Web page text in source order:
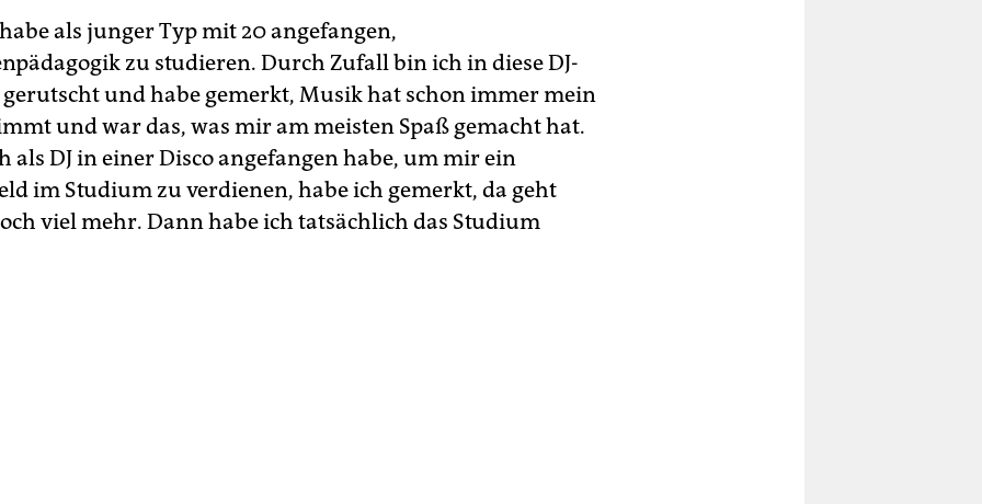
als junger Typ mit 20 angefangen,
zu studieren. Durch Zufall bin ich in diese DJ-
gerutscht und habe gemerkt, Musik hat schon immer mein
und war das, was mir am meisten Spaß gemacht hat.
als DJ in einer Disco angefangen habe, um mir ein
im Studium zu verdienen, habe ich gemerkt, da geht
viel mehr. Dann habe ich tatsächlich das Studium